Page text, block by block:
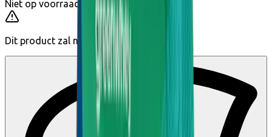
Niet op voorraad
Dit product zal niet meer te koop zijn